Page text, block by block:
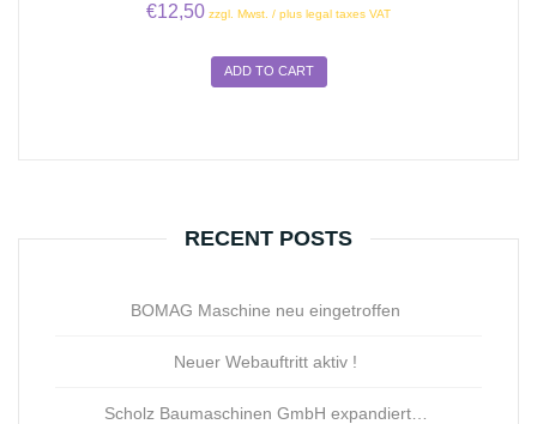
€12,50 zzgl. Mwst. / plus legal taxes VAT
ADD TO CART
RECENT POSTS
BOMAG Maschine neu eingetroffen
Neuer Webauftritt aktiv !
Scholz Baumaschinen GmbH expandiert…